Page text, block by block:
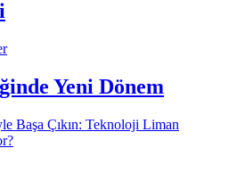
Yeni Dönem